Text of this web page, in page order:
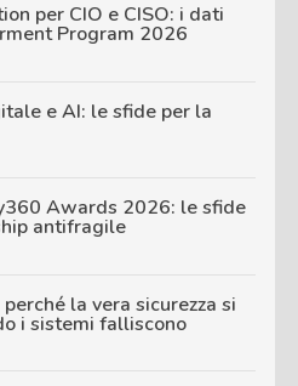
per CIO e CISO: i dati
Program 2026
e AI: le sfide per la
Awards 2026: le sfide
antifragile
la vera sicurezza si
i sistemi falliscono